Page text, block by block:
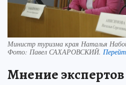
Министр туризма края Наталья
Фото: Павел САХАРОВСКИЙ.
Мнение экспертов